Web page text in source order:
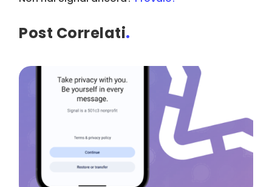
Post Correlati.